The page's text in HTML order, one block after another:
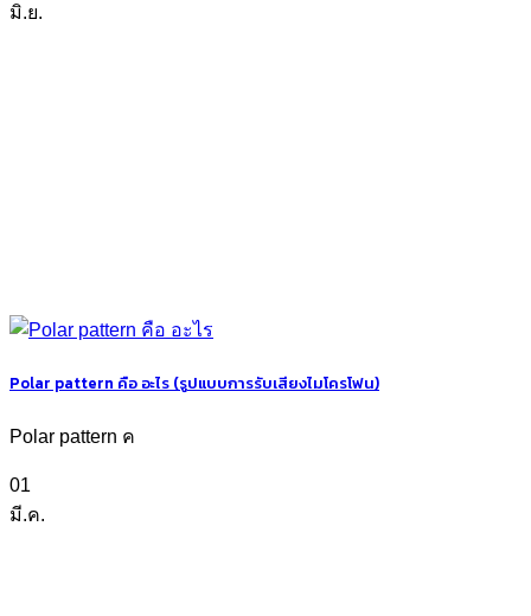
มิ.ย.
Polar pattern คือ อะไร (รูปแบบการรับเสียงไมโครโฟน)
Polar pattern ค
01
มี.ค.